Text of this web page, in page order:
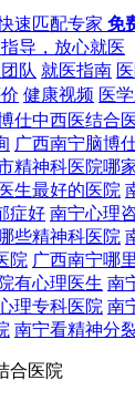
速匹配专家 免
导，放心就医
队 就医指南
健康视频 医
仕中西医结合
广西南宁脑博
精神科医院哪
生最好的医院
症好 南宁心理
些精神科医院
院 广西南宁哪
有心理医生 南
理专科医院 南
南宁看精神分
合医院